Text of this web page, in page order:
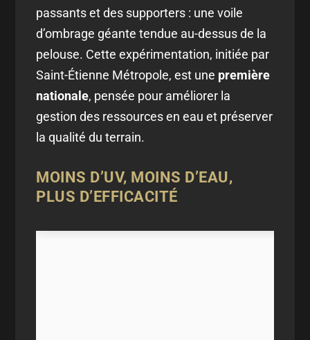
passants et des supporters : une voile
d’ombrage géante tendue au-dessus de la
pelouse. Cette expérimentation, initiée par
Saint-Étienne Métropole, est une première
nationale, pensée pour améliorer la
gestion des ressources en eau et préserver
la qualité du terrain.
MOINS D’UV, MOINS D’EAU,
PLUS D’EFFICACITÉ